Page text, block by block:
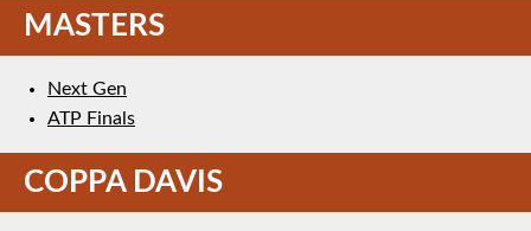
MASTERS
Next Gen
ATP Finals
COPPA DAVIS